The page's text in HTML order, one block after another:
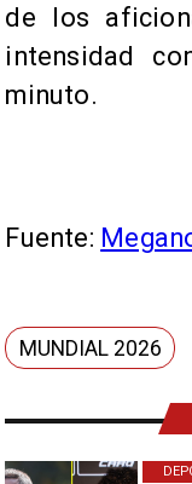
de los
intensidad
minuto.
Fuente:
MUNDIAL 2026